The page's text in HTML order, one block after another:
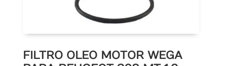
FILTRO OLEO MOTOR WEGA